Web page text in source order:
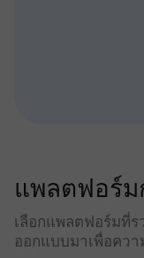
แพลตฟอร์ม
เลือกแพลตฟอร์มที่ร
ออกแบบมาเพื่อควา